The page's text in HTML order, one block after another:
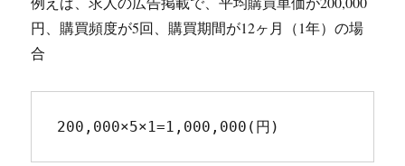
円、購買頻度が5回、購買期間が12ヶ月（1年）の場
合
200,000×5×1=1,000,000(円)